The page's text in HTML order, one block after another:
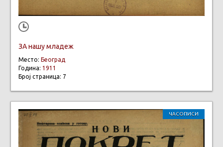
ЗА нашу младеж
Место: Београд
Година: 1911
Број страница: 7
ЧАСОПИСИ